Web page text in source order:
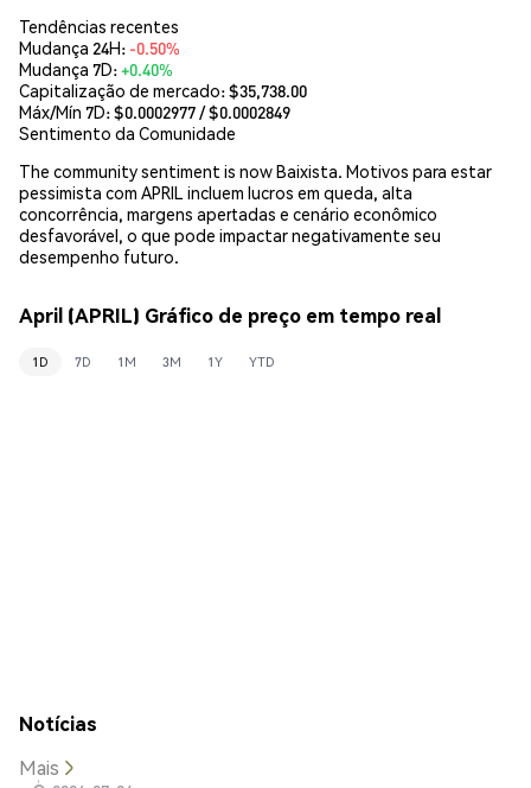
Tendências recentes
Mudança 24H: -0.50%
Mudança 7D:+0.40%
Capitalização de mercado:$35,738.00
Máx/Mín 7D: $0.0002977/ $0.0002849
Sentimento da Comunidade
The community sentiment is now Baixista. Motivos para estar
pessimista com APRIL incluem lucros em queda, alta
concorrência, margens apertadas e cenário econômico
desfavorável, o que pode impactar negativamente seu
desempenho futuro.
April (APRIL) Gráfico de preço em tempo real
1D 7D 1M 3M 1Y YTD
Notícias
Mais